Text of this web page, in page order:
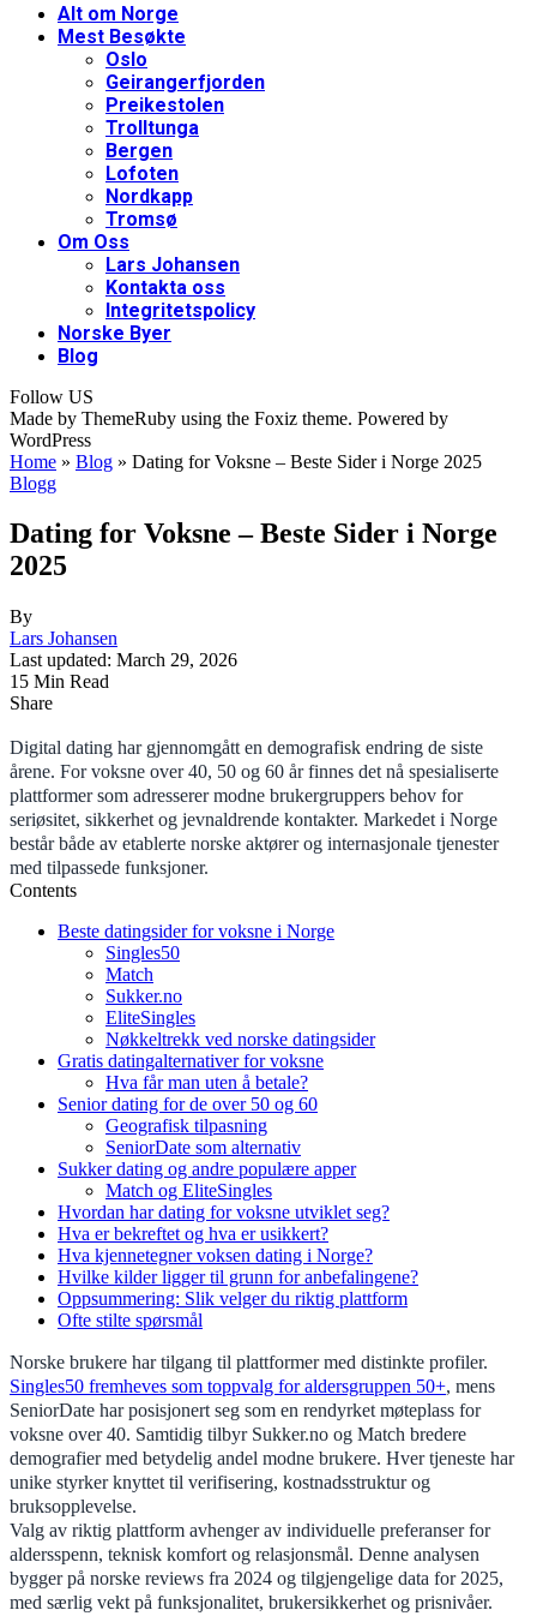
Alt om Norge
Mest Besøkte
Oslo
Geirangerfjorden
Preikestolen
Trolltunga
Bergen
Lofoten
Nordkapp
Tromsø
Om Oss
Lars Johansen
Kontakta oss
Integritetspolicy
Norske Byer
Blog
Follow US
Made by ThemeRuby using the Foxiz theme. Powered by
WordPress
Home » Blog » Dating for Voksne – Beste Sider i Norge 2025
Blogg
Dating for Voksne – Beste Sider i Norge
2025
By
Lars Johansen
Last updated: March 29, 2026
15 Min Read
Share
Digital dating har gjennomgått en demografisk endring de siste
årene. For voksne over 40, 50 og 60 år finnes det nå spesialiserte
plattformer som adresserer modne brukergruppers behov for
seriøsitet, sikkerhet og jevnaldrende kontakter. Markedet i Norge
består både av etablerte norske aktører og internasjonale tjenester
med tilpassede funksjoner.
Contents
Beste datingsider for voksne i Norge
Singles50
Match
Sukker.no
EliteSingles
Nøkkeltrekk ved norske datingsider
Gratis datingalternativer for voksne
Hva får man uten å betale?
Senior dating for de over 50 og 60
Geografisk tilpasning
SeniorDate som alternativ
Sukker dating og andre populære apper
Match og EliteSingles
Hvordan har dating for voksne utviklet seg?
Hva er bekreftet og hva er usikkert?
Hva kjennetegner voksen dating i Norge?
Hvilke kilder ligger til grunn for anbefalingene?
Oppsummering: Slik velger du riktig plattform
Ofte stilte spørsmål
Norske brukere har tilgang til plattformer med distinkte profiler.
Singles50 fremheves som toppvalg for aldersgruppen 50+, mens
SeniorDate har posisjonert seg som en rendyrket møteplass for
voksne over 40. Samtidig tilbyr Sukker.no og Match bredere
demografier med betydelig andel modne brukere. Hver tjeneste har
unike styrker knyttet til verifisering, kostnadsstruktur og
bruksopplevelse.
Valg av riktig plattform avhenger av individuelle preferanser for
aldersspenn, teknisk komfort og relasjonsmål. Denne analysen
bygger på norske reviews fra 2024 og tilgjengelige data for 2025,
med særlig vekt på funksjonalitet, brukersikkerhet og prisnivåer.